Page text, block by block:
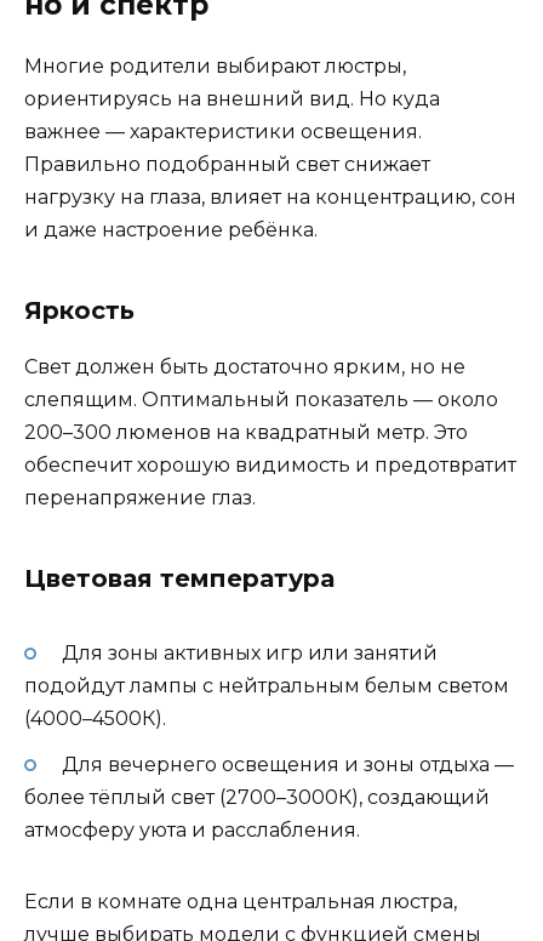
Многие родители выбирают люстры,
ориентируясь на внешний вид. Но куда
важнее — характеристики освещения.
Правильно подобранный свет снижает
нагрузку на глаза, влияет на концентрацию, сон
и даже настроение ребёнка.
Яркость
Свет должен быть достаточно ярким, но не
слепящим. Оптимальный показатель — около
200–300 люменов на квадратный метр. Это
обеспечит хорошую видимость и предотвратит
перенапряжение глаз.
Цветовая температура
Для зоны активных игр или занятий
подойдут лампы с нейтральным белым светом
(4000–4500К).
Для вечернего освещения и зоны отдыха —
более тёплый свет (2700–3000К), создающий
атмосферу уюта и расслабления.
Если в комнате одна центральная люстра,
лучше выбирать модели с функцией смены